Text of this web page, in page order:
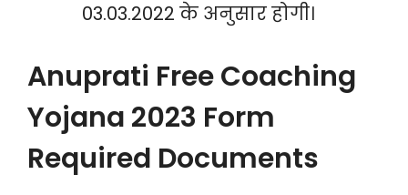
03.03.2022 के अनुसार होगी।
Anuprati Free Coaching
Yojana 2023 Form
Required Documents